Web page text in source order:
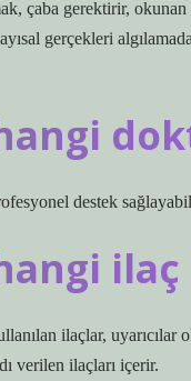
çaba gerektirir, okunan
gerçekleri
destek
ilaç
ilaçlar, uyarıcılar
verilen ilaçları içerir.